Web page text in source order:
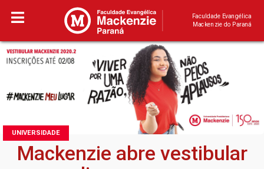
Faculdade Evangélica
Mackenzie do Paraná
UNIVERSIDADE
Mackenzie abre vestibular